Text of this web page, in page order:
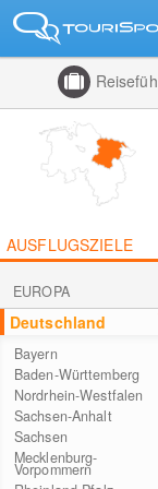
AUSFLUGSZIELE
EUROPA
Deutschland
Bayern
Baden-Württemberg
Nordrhein-Westfalen
Sachsen-Anhalt
Sachsen
Mecklenburg-
Vorpommern